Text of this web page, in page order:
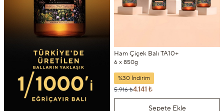
Ham Çiçek Balı TA10+
6 x 850g
%30 İndirim
5.916 ₺4.141 ₺
Sepete Ekle